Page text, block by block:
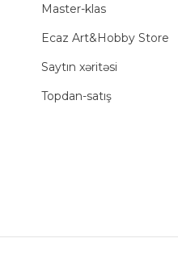
Master-klas
Ecaz Art&Hobby Store
Saytın xəritəsi
Topdan-satış